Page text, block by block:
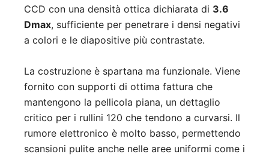
CCD con una densità ottica dichiarata di 3.6
Dmax, sufficiente per penetrare i densi negativi
a colori e le diapositive più contrastate.
La costruzione è spartana ma funzionale. Viene
fornito con supporti di ottima fattura che
mantengono la pellicola piana, un dettaglio
critico per i rullini 120 che tendono a curvarsi. Il
rumore elettronico è molto basso, permettendo
scansioni pulite anche nelle aree uniformi come i